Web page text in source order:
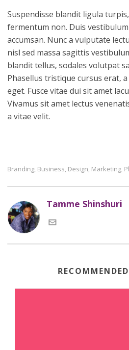
Suspendisse blandit ligula
fermentum non. Duis
accumsan. Nunc a vulputate
nisl sed massa sagittis
blandit tellus, sodales volutpat
Phasellus tristique cursus erat,
eget. Fusce vitae dui sit amet
Vivamus sit amet lectus
a vitae velit.
Branding, Business, Design, Marketing,
Tamme Shinshuri